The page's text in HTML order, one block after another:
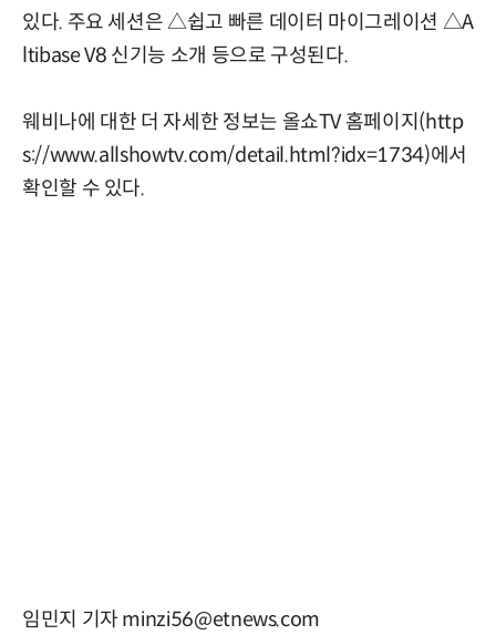
있다. 주요 세션은 △쉽고 빠른 데이터 마이그레이션 △A
ltibase V8 신기능 소개 등으로 구성된다.
웨비나에 대한 더 자세한 정보는 올쇼TV 홈페이지(http
s://www.allshowtv.com/detail.html?idx=1734)에서
확인할 수 있다.
임민지 기자 minzi56@etnews.com